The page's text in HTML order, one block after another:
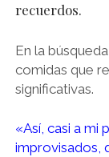
recuerdos.
En la
comidas que
significativas.
«Así, casi a mi
improvisados,